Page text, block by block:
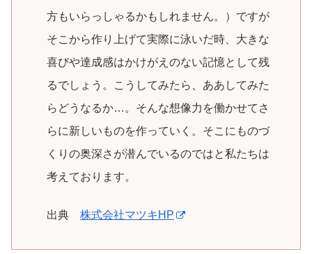
方もいらっしゃるかもしれません。）ですが
そこから作り上げて実際に泳いだ時、大きな
喜びや達成感はかけがえのない記憶として残
るでしょう。こうしてみたら、ああしてみた
らどうなるか…。そんな想像力を働かせてさ
らに新しいものを作っていく。そこにものづ
くりの奥深さが潜んでいるのではと私たちは
考えております。
出典 株式会社マツキHP